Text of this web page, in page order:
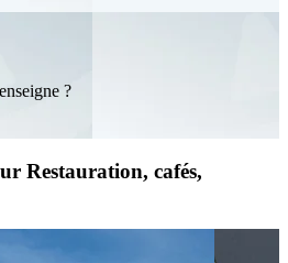
?
Restauration, cafés,